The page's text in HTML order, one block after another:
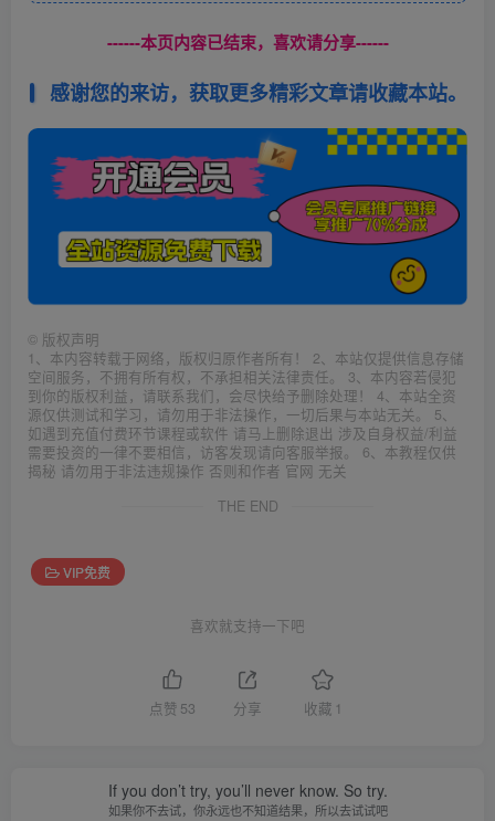
------本页内容已结束，喜欢请分享------
感谢您的来访，获取更多精彩文章请收藏本站。
© 版权声明
1、本内容转载于网络，版权归原作者所有！ 2、本站仅提供信息存储
空间服务，不拥有所有权，不承担相关法律责任。 3、本内容若侵犯
到你的版权利益，请联系我们，会尽快给予删除处理！ 4、本站全资
源仅供测试和学习，请勿用于非法操作，一切后果与本站无关。 5、
如遇到充值付费环节课程或软件 请马上删除退出 涉及自身权益/利益
需要投资的一律不要相信，访客发现请向客服举报。 6、本教程仅供
揭秘 请勿用于非法违规操作 否则和作者 官网 无关
THE END
VIP免费
喜欢就支持一下吧
点赞 53 分享 收藏 1
If you don’t try, you’ll never know. So try.
如果你不去试，你永远也不知道结果，所以去试试吧